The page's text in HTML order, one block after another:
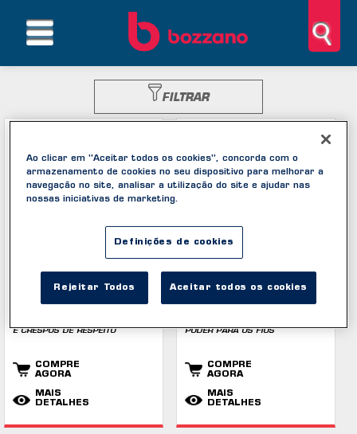
FILTRAR
E CRESPOS DE RESPEITO
COMPRE
AGORA
MAIS
DETALHES
PODER PARA OS FIOS
COMPRE
AGORA
MAIS
DETALHES
Ao clicar em "Aceitar todos os cookies", concorda com o
armazenamento de cookies no seu dispositivo para melhorar a
navegação no site, analisar a utilização do site e ajudar nas
nossas iniciativas de marketing.
Definições de cookies
Rejeitar Todos Aceitar todos os cookies